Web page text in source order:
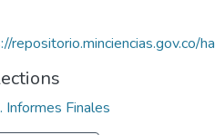
Informes Finales